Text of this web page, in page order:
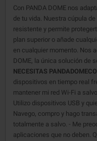
Con PANDA DOME nos
de tu vida. Nuestra cúpula
resistente y permite
plan superior o añade
en cualquier momento. Nos
DOME, la única solución de
NECESITAS
dispositivos en tiempo real
mantener mi red Wi-Fi a
Utilizo dispositivos USB y
Navego, compro y hago
totalmente a salvo. - Me
aplicaciones que no deben.